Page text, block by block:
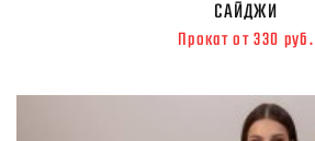
САЙДЖИ
Прокат от 330 руб.